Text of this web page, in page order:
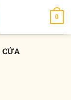
0
CỬA